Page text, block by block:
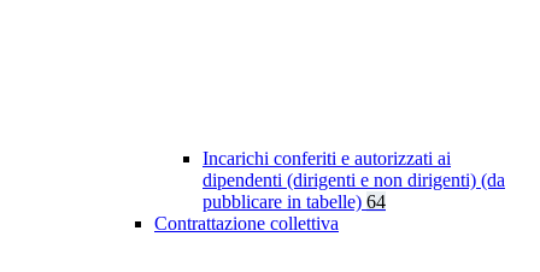
Incarichi conferiti e autorizzati ai
dipendenti (dirigenti e non dirigenti) (da
pubblicare in tabelle) 64
Contrattazione collettiva